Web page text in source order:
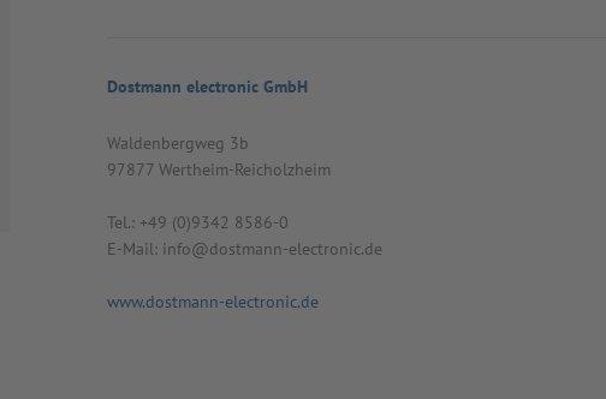
Dostmann electronic GmbH
Wal­den­berg­weg 3b
97877 Wert­heim-Reicholz­heim
Tel.: +49 (0)9342 8586-0
E-Mail: info@dost­mann-elec­tro­nic.de
www.dostmann-electronic.de